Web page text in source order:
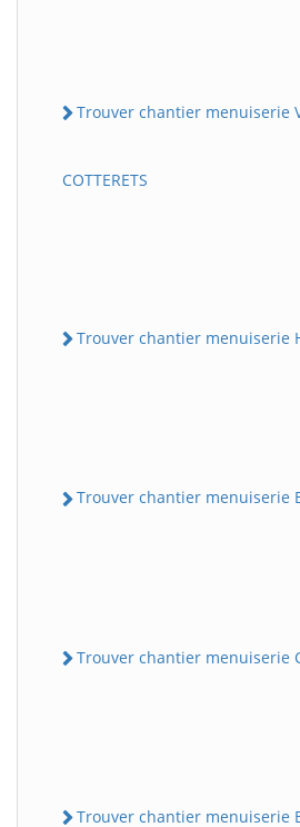
Trouver chantier menuiserie
COTTERETS
Trouver chantier menuiserie
Trouver chantier menuiserie
Trouver chantier menuiserie
Trouver chantier menuiserie